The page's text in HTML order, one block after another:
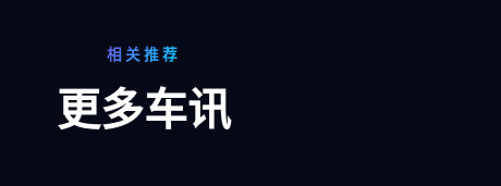
相关推荐
更多车讯